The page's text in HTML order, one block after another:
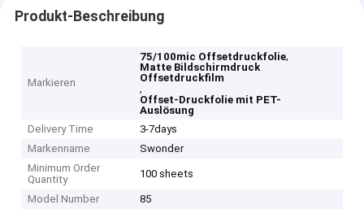
Produkt-Beschreibung
Markieren
75/100mic Offsetdruckfolie,
Matte Bildschirmdruck
Offsetdruckfilm
,
Offset-Druckfolie mit PET-
Auslösung
Delivery Time
3-7days
Markenname
Swonder
Minimum Order
Quantity
100 sheets
Model Number
85